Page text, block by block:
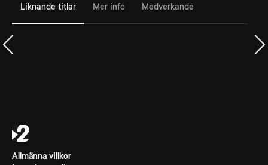
Liknande titlar Mer info Medverkande
Allmänna villkor